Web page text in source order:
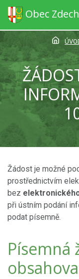
Obec
Žádost je možné
prostřednictvím
bez
při ústním podání
podat písemně.
Písemná